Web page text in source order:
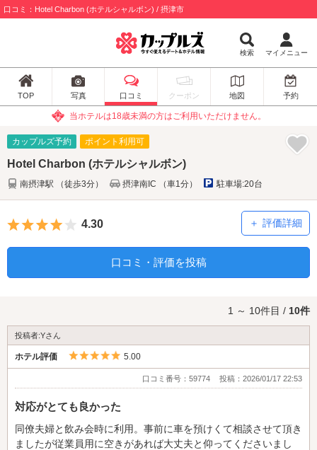
口コミ：Hotel Charbon (ホテルシャルボン) / 摂津市
検索 マイメニュー
TOP 写真 口コミ クーポン 地図 予約
当ホテルは18歳未満の方はご利用いただけません。
カップルズ予約 ポイント利用可
Hotel Charbon (ホテルシャルボン)
南摂津駅 （徒歩3分） 摂津南IC （車1分） 駐車場:20台
5つ星のうち4
4.30 評価詳細
口コミ・評価を投稿
1 ～ 10件目 / 10件
投稿者:Yさん
ホテル評価 5つ星のうち5
5.00
口コミ番号：59774 投稿：2026/01/17 22:53
対応がとても良かった
同僚夫婦と飲み会時に利用。事前に車を預けくて相談させて頂き
ましたが従業員用に空きがあれば大丈夫と仰ってくださいまし